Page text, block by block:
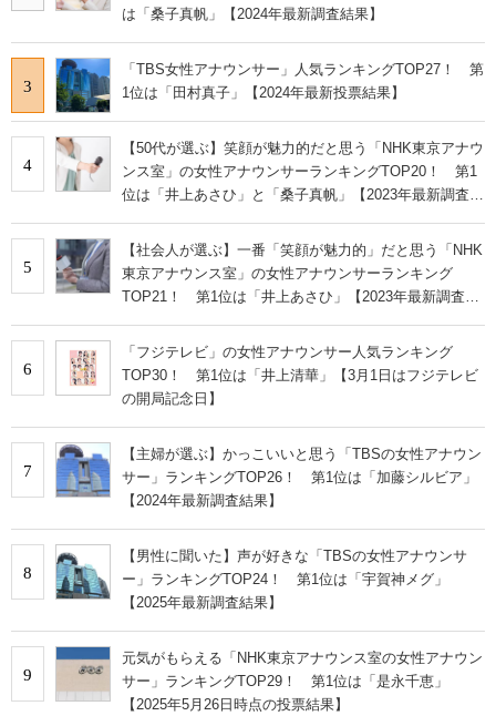
は「桑子真帆」【2024年最新調査結果】
3
「TBS女性アナウンサー」人気ランキングTOP27！ 第
1位は「田村真子」【2024年最新投票結果】
4
【50代が選ぶ】笑顔が魅力的だと思う「NHK東京アナウ
ンス室」の女性アナウンサーランキングTOP20！ 第1
位は「井上あさひ」と「桑子真帆」【2023年最新調査結
5
【社会人が選ぶ】一番「笑顔が魅力的」だと思う「NHK
東京アナウンス室」の女性アナウンサーランキング
TOP21！ 第1位は「井上あさひ」【2023年最新調査結
6
「フジテレビ」の女性アナウンサー人気ランキング
TOP30！ 第1位は「井上清華」【3月1日はフジテレビ
の開局記念日】
7
【主婦が選ぶ】かっこいいと思う「TBSの女性アナウン
サー」ランキングTOP26！ 第1位は「加藤シルビア」
【2024年最新調査結果】
8
【男性に聞いた】声が好きな「TBSの女性アナウンサ
ー」ランキングTOP24！ 第1位は「宇賀神メグ」
【2025年最新調査結果】
9
元気がもらえる「NHK東京アナウンス室の女性アナウン
サー」ランキングTOP29！ 第1位は「是永千恵」
【2025年5月26日時点の投票結果】